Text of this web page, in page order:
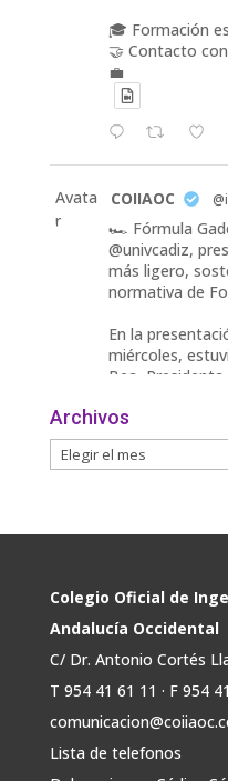
🎓 Formación
🤝 Contacto
💼
Avata
r
COIIAOC
🏎️ Fórmula
@univcadiz,
más ligero,
normativa de
En la
miércoles,
Bea,
📢ℹ️ El Gobierno
2030 para
conexión de
electrificado.
Estas medidas
Archivos
Colegio Oficial de
Andalucía Occidental
C/ Dr. Antonio Cortés
T 954 41 61 11 · F 954
Lista de telefonos